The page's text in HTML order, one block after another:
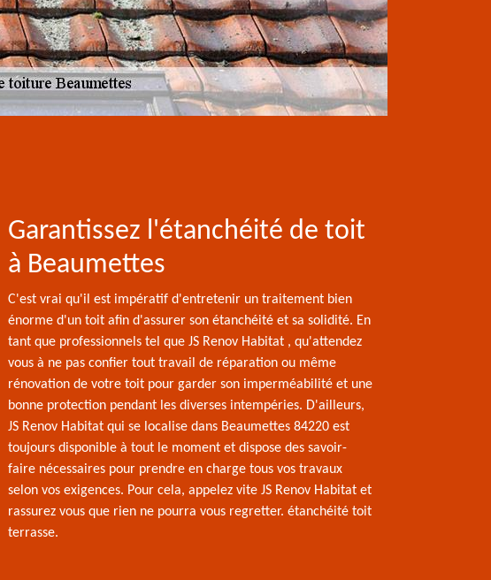
Garantissez l'étanchéité de toit
à Beaumettes
C'est vrai qu'il est impératif d'entretenir un traitement bien
énorme d'un toit afin d'assurer son étanchéité et sa solidité. En
tant que professionnels tel que JS Renov Habitat , qu'attendez
vous à ne pas confier tout travail de réparation ou même
rénovation de votre toit pour garder son imperméabilité et une
bonne protection pendant les diverses intempéries. D'ailleurs,
JS Renov Habitat qui se localise dans Beaumettes 84220 est
toujours disponible à tout le moment et dispose des savoir-
faire nécessaires pour prendre en charge tous vos travaux
selon vos exigences. Pour cela, appelez vite JS Renov Habitat et
rassurez vous que rien ne pourra vous regretter. étanchéité toit
terrasse.